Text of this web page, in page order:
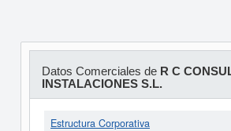
Datos Comerciales de R C
INSTALACIONES S.L.
Estructura Corporativa